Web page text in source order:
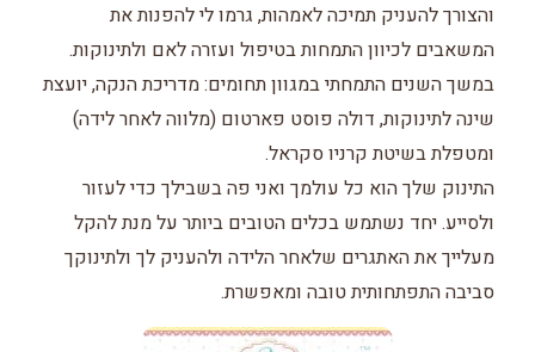
והצורך להעניק תמיכה לאמהות, גרמו לי להפנות את
המשאבים לכיוון התמחות בטיפול ועזרה לאם ולתינוקות.
במשך השנים התמחתי במגוון תחומים: מדריכת הנקה, יועצת
שינה לתינוקות, דולה פוסט פארטום (מלווה לאחר לידה)
ומטפלת בשיטת קרניו סקראל.
התינוק שלך הוא כל עולמך ואני פה בשבילך כדי לעזור
ולסייע. יחד נשתמש בכלים הטובים ביותר על מנת להקל
מעלייך את האתגרים שלאחר הלידה ולהעניק לך ולתינוקך
סביבה התפתחותית טובה ומאפשרת.